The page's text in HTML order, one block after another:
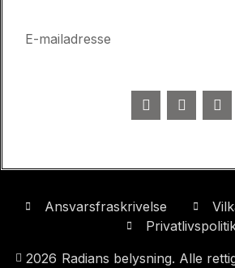
Ansvarsfraskrivelse
2026 Radians belysning. Alle